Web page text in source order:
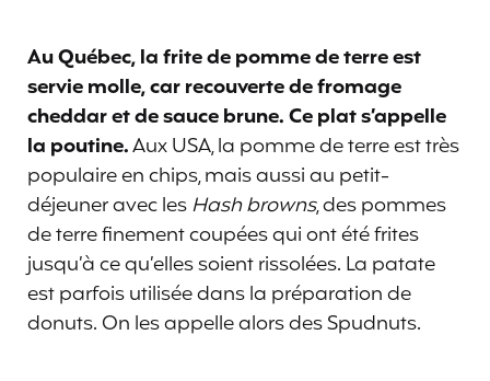
Au Québec, la frite de pomme de terre est
servie molle, car recouverte de fromage
cheddar et de sauce brune. Ce plat s’appelle
la poutine.Aux USA, la pomme de terre est très
populaire en chips, mais aussi au petit-
déjeuner avec lesHash browns, des pommes
de terre finement coupées qui ont été frites
jusqu’à ce qu’elles soient rissolées. La patate
est parfois utilisée dans la préparation de
donuts. On les appelle alors des Spudnuts.